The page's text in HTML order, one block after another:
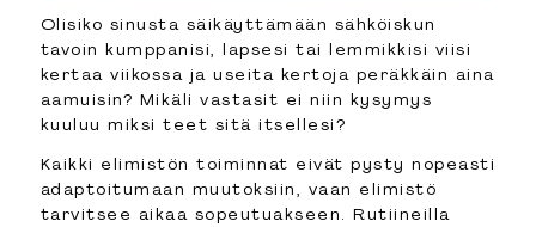
Olisiko sinusta säikäyttämään sähköiskun
tavoin kumppanisi, lapsesi tai lemmikkisi viisi
kertaa viikossa ja useita kertoja peräkkäin aina
aamuisin? Mikäli vastasit ei niin kysymys
kuuluu miksi teet sitä itsellesi?
Kaikki elimistön toiminnat eivät pysty nopeasti
adaptoitumaan muutoksiin, vaan elimistö
tarvitsee aikaa sopeutuakseen. Rutiineilla